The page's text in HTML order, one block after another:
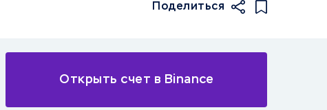
Поделиться
Открыть счет в Binance